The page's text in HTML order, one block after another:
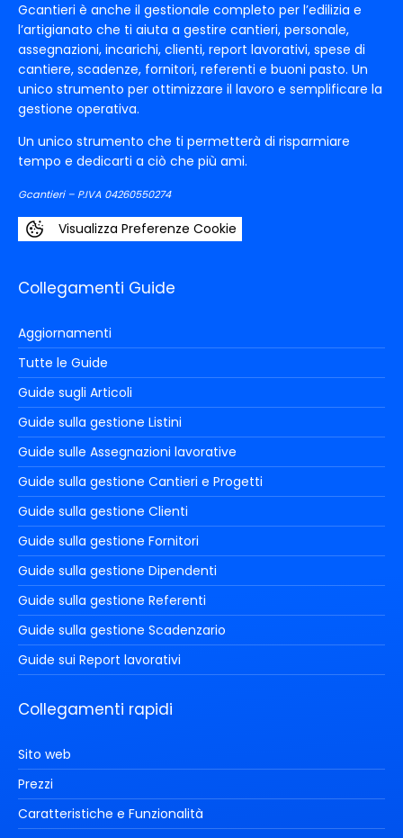
Gcantieri è anche il gestionale completo per l’edilizia e
l’artigianato che ti aiuta a gestire cantieri, personale,
assegnazioni, incarichi, clienti, report lavorativi, spese di
cantiere, scadenze, fornitori, referenti e buoni pasto. Un
unico strumento per ottimizzare il lavoro e semplificare la
gestione operativa.
Un unico strumento che ti permetterà di risparmiare
tempo e dedicarti a ciò che più ami.
Gcantieri – P.IVA 04260550274
Visualizza Preferenze Cookie
Collegamenti Guide
Aggiornamenti
Tutte le Guide
Guide sugli Articoli
Guide sulla gestione Listini
Guide sulle Assegnazioni lavorative
Guide sulla gestione Cantieri e Progetti
Guide sulla gestione Clienti
Guide sulla gestione Fornitori
Guide sulla gestione Dipendenti
Guide sulla gestione Referenti
Guide sulla gestione Scadenzario
Guide sui Report lavorativi
Collegamenti rapidi
Sito web
Prezzi
Caratteristiche e Funzionalità